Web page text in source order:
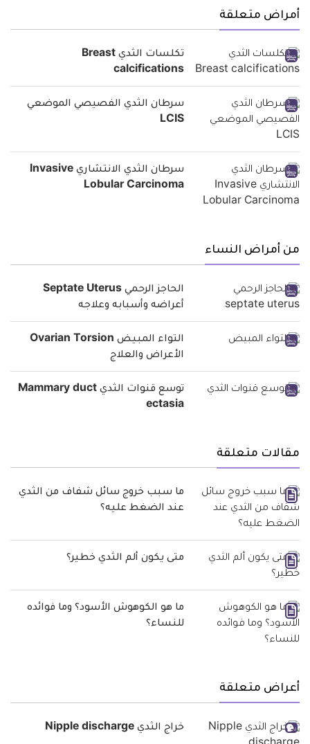
أمراض متعلقة
تكلسات الثدي Breast
calcifications
سرطان الثدي الفصيصي الموضعي
LCIS
سرطان الثدي الانتشاري Invasive
Lobular Carcinoma
من أمراض النساء
الحاجز الرحمي Septate Uterus
أعراضه وأسبابه وعلاجه
التواء المبيض Ovarian Torsion
الأعراض والعلاج
توسع قنوات الثدي Mammary duct
ectasia
مقالات متعلقة
ما سبب خروج سائل شفاف من الثدي
عند الضغط عليه؟
متى يكون ألم الثدي خطير؟
ما هو الكوهوش الأسود؟ وما فوائده
للنساء؟
أعراض متعلقة
خراج الثدي Nipple discharge